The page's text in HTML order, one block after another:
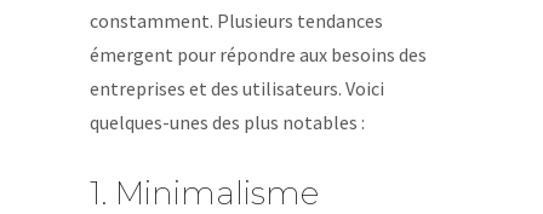
constamment. Plusieurs tendances
émergent pour répondre aux besoins des
entreprises et des utilisateurs. Voici
quelques-unes des plus notables :
1. Minimalisme